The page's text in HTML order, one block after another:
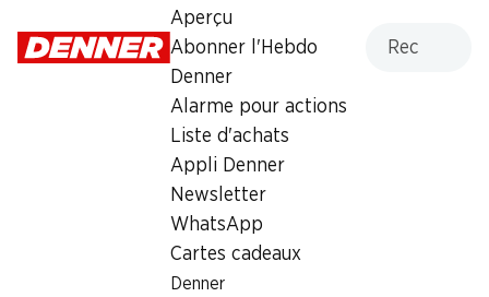
Aperçu
Abonner l'Hebdo
Denner
Alarme pour actions
Liste d'achats
Appli Denner
Newsletter
WhatsApp
Cartes cadeaux
Denner
Vendredi 07:30 - 19:00
Heures d'ouverture spéciales
Sam., 15.08.2026